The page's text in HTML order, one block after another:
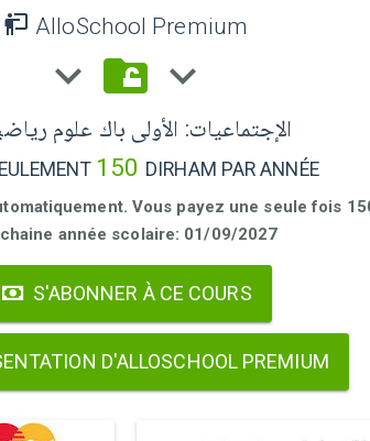
AlloSchool Premium
الإجتماعيات: الأولى باك علوم
150 DIRHAM PAR ANNÉE
Vous payez une seule fois
année scolaire: 01/09/2027
S'ABONNER À CE COURS
D'ALLOSCHOOL PREMIUM